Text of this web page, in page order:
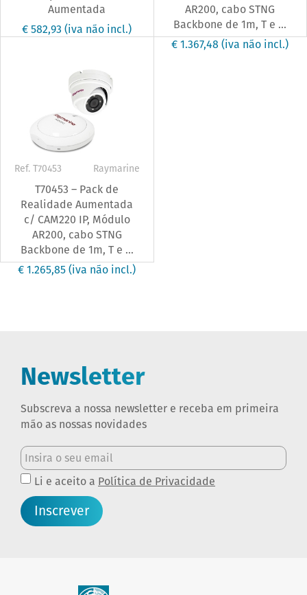
Aumentada
€ 582,93(iva não incl.)
AR200, cabo STNG
Backbone de 1m, T e ...
€ 1.367,48(iva não incl.)
Ref. T70453 Raymarine
T70453 – Pack de
Realidade Aumentada
c/ CAM220 IP, Módulo
AR200, cabo STNG
Backbone de 1m, T e ...
€ 1.265,85(iva não incl.)
Newsletter
Subscreva a nossa newsletter e receba em primeira
mão as nossas novidades
Li e aceito a Política de Privacidade
Inscrever